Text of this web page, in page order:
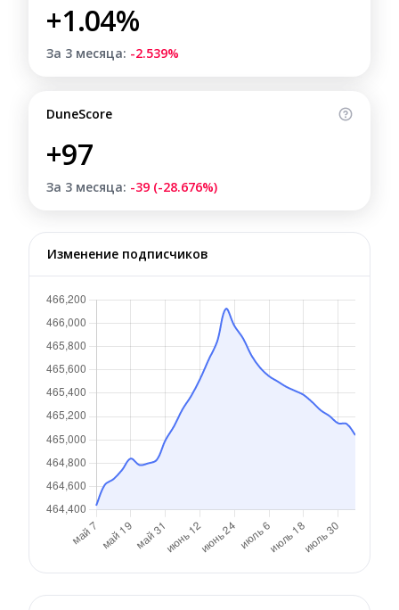
+1.04%
За 3 месяца: -2.539%
DuneScore
+97
За 3 месяца: -39 (-28.676%)
Изменение подписчиков